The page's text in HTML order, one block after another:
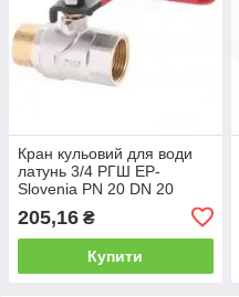
Кран кульовий для води
латунь 3/4 РГШ EP-
Slovenia PN 20 DN 20
Словенія
205,16 ₴
Купити